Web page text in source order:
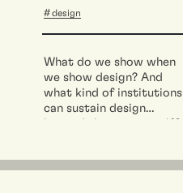
design
What do we show when
we show design? And
what kind of institutions
can sustain design
beyond the event itself?
curator Emanuele